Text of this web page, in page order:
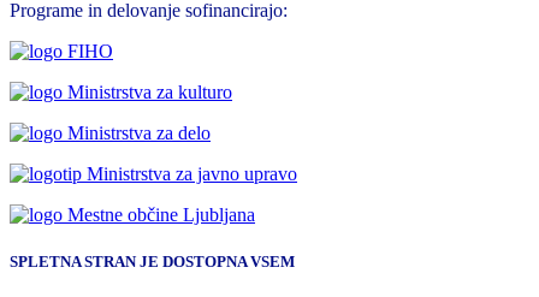
Programe in delovanje sofinancirajo:
SPLETNA STRAN JE DOSTOPNA VSEM